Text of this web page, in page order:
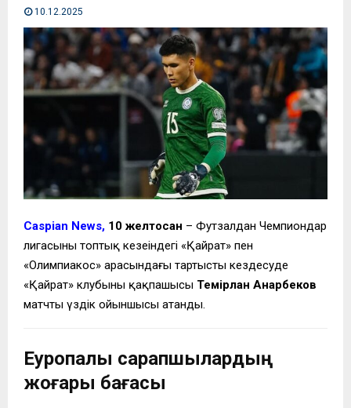
10.12.2025
Caspian News, 10 желтоқсан – Футзалдан Чемпиондар
лигасының топтық кезеңіндегі «Қайрат» пен
«Олимпиакос» арасындағы тартысты кездесуде
«Қайрат» клубының қақпашысы Темірлан Анарбеков
матчтың үздік ойыншысы атанды.
Еуропалық сарапшылардың
жоғары бағасы